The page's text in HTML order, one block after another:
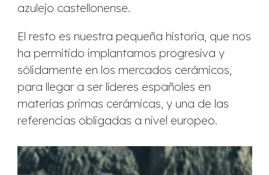
azulejo castellonense.
El resto es nuestra pequeña historia, que nos
ha permitido implantarnos progresiva y
sólidamente en los mercados cerámicos,
para llegar a ser líderes españoles en
materias primas cerámicas, y una de las
referencias obligadas a nivel europeo.